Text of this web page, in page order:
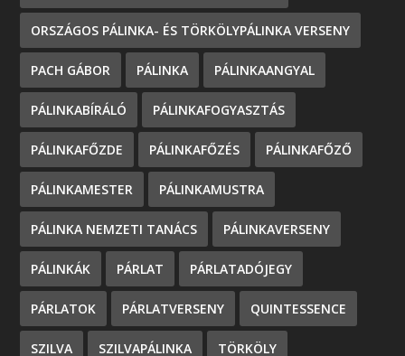
ORSZÁGOS PÁLINKA- ÉS TÖRKÖLYPÁLINKA VERSENY
PACH GÁBOR PÁLINKA PÁLINKAANGYAL
PÁLINKABÍRÁLÓ PÁLINKAFOGYASZTÁS
PÁLINKAFŐZDE PÁLINKAFŐZÉS PÁLINKAFŐZŐ
PÁLINKAMESTER PÁLINKAMUSTRA
PÁLINKA NEMZETI TANÁCS PÁLINKAVERSENY
PÁLINKÁK PÁRLAT PÁRLATADÓJEGY
PÁRLATOK PÁRLATVERSENY QUINTESSENCE
SZILVA SZILVAPÁLINKA TÖRKÖLY